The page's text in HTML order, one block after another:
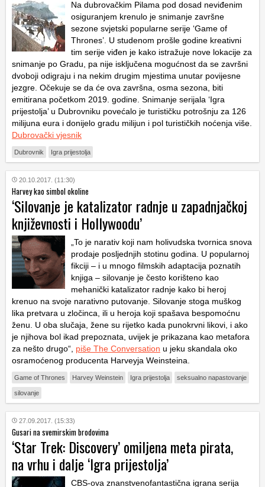
Na dubrovačkim Pilama pod dosad neviđenim
osiguranjem krenulo je snimanje završne
sezone svjetski popularne serije ‘Game of
Thrones’. U studenom prošle godine kreativni
tim serije viđen je kako istražuje nove lokacije za
snimanje po Gradu, pa nije isključena mogućnost da se završni
dvoboji odigraju i na nekim drugim mjestima unutar povijesne
jezgre. Očekuje se da će ova završna, osma sezona, biti
emitirana početkom 2019. godine. Snimanje serijala ‘Igra
prijestolja’ u Dubrovniku povećalo je turističku potrošnju za 126
milijuna eura i donijelo gradu milijun i pol turističkih noćenja više.
Dubrovački vjesnik
Dubrovnik Igra prijestolja
20.10.2017. (11:30)
Harvey kao simbol okoline
‘Silovanje je katalizator radnje u zapadnjačkoj
književnosti i Hollywoodu’
„To je narativ koji nam holivudska tvornica snova
prodaje posljednjih stotinu godina. U popularnoj
fikciji – i u mnogo filmskih adaptacija poznatih
knjiga – silovanje je često korišteno kao
mehanički katalizator radnje kako bi heroj
krenuo na svoje narativno putovanje. Silovanje stoga muškog
lika pretvara u zločinca, ili u heroja koji spašava bespomoćnu
ženu. U oba slučaja, žene su rijetko kada punokrvni likovi, i ako
je njihova bol ikad prepoznata, uvijek je prikazana kao metafora
za nešto drugo“, piše The Conversation u jeku skandala oko
osramoćenog producenta Harveyja Weinsteina.
Game of Thrones Harvey Weinstein Igra prijestolja seksualno napastovanje
silovanje
27.09.2017. (15:33)
Gusari na svemirskim brodovima
‘Star Trek: Discovery’ omiljena meta pirata,
na vrhu i dalje ‘Igra prijestolja’
CBS-ova znanstvenofantastična igrana serija